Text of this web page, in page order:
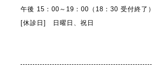
午後 15：00～19：00（18：30 受付終了）
[休診日] 日曜日、祝日